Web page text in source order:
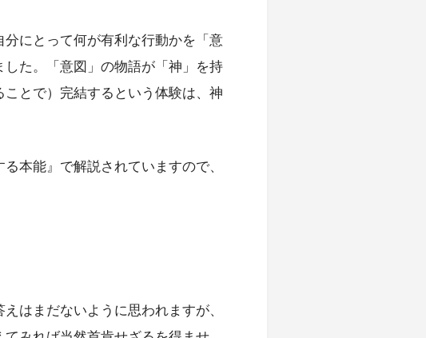
にとって何が有利な行動かを「意
た。「意図」の物語が「神」を持
とで）完結するという体験は、神
本能』で解説されていますので、
はまだないように思われますが、